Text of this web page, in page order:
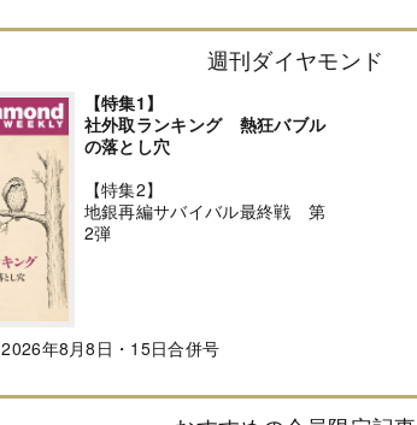
週刊ダイヤモンド
【特集1】
社外取ランキング 熱狂バブル
の落とし穴
【特集2】
地銀再編サバイバル最終戦 第
2弾
2026年8月8日・15日合併号